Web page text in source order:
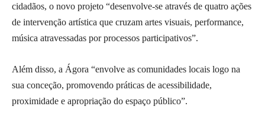
cidadãos, o novo projeto “desenvolve-se através de quatro ações
de intervenção artística que cruzam artes visuais, performance,
música atravessadas por processos participativos”.
Além disso, a Ágora “envolve as comunidades locais logo na
sua conceção, promovendo práticas de acessibilidade,
proximidade e apropriação do espaço público”.